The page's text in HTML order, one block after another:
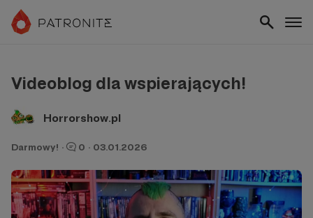
Videoblog dla wspierających!
Horrorshow.pl
Darmowy! · 0 · 03.01.2026